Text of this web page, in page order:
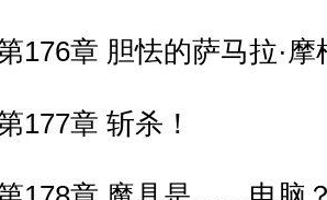
176章 胆怯的萨马拉·摩
177章 斩杀！